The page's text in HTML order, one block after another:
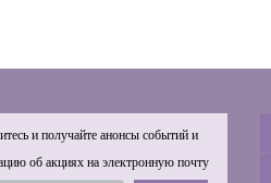
и получайте анонсы событий и
об акциях на электронную почту